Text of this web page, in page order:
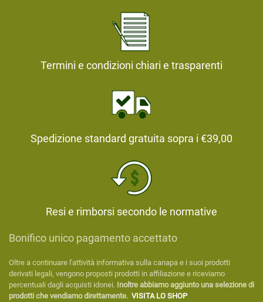
Termini e condizioni chiari e trasparenti
Spedizione standard gratuita sopra i €39,00
Resi e rimborsi secondo le normative
Bonifico unico pagamento accettato
Oltre a continuare l'attività informativa sulla canapa e i suoi prodotti
derivati legali, vengono proposti prodotti in affiliazione e riceviamo
percentuali dagli acquisti idonei. Inoltre abbiamo aggiunto una selezione di
prodotti che vendiamo direttamente. VISITA LO SHOP